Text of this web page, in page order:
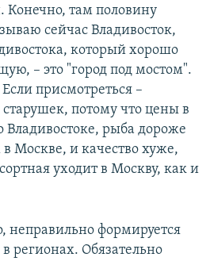
Конечно, там половину
сейчас Владивосток,
который хорошо
– это "город под мостом".
присмотреться –
потому что цены в
Владивостоке, рыба дороже
Москве, и качество хуже,
уходит в Москву, как и
неправильно формируется
регионах. Обязательно